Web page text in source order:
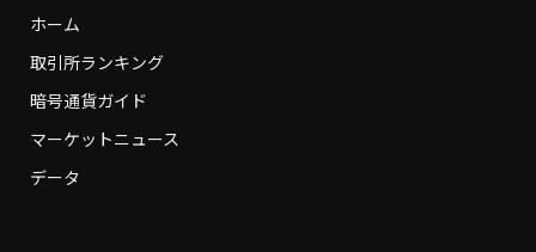
ホーム
取引所ランキング
暗号通貨ガイド
マーケットニュース
データ